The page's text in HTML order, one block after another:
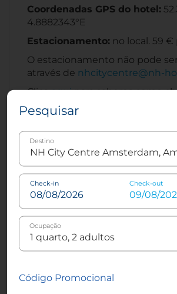
Coordenadas GPS do hotel:
4.8882343°E
Estacionamento: no local. 59 €
O estacionamento não pode
através de nhcitycentre@nh-
Clicaaquipara saberes como
Pontos de interesse
Praça Rembrandt
Ver mapa
Pesquisar
Destino
Check-in Check-out
Ocupação
Código Promocional